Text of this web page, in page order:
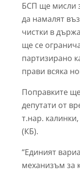
БСП ще мисли
да намалят
чистки в
ще се
партизирано
прави всяка
Поправките
депутати от
т.нар.
(КБ).
“Единият
механизъм за